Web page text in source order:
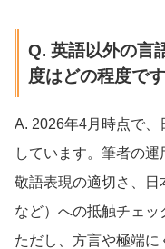
Q. 英語以外の言
度はどの程度で
A. 2026年4月時点で
しています。筆者の
敬語表現の適切さ、
など）への抵触チェッ
ただし、方言や極端